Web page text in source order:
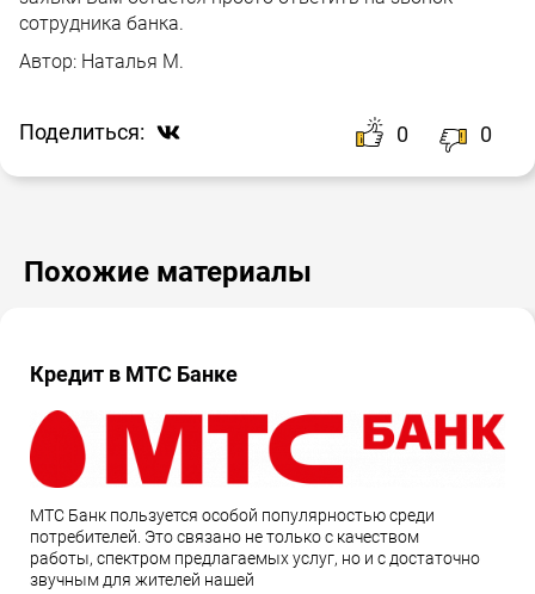
сотрудника банка.
Автор: Наталья М.
Поделиться: 0 0
Похожие материалы
Кредит в МТС Банке
МТС Банк пользуется особой популярностью среди
потребителей. Это связано не только с качеством
работы, спектром предлагаемых услуг, но и с достаточно
звучным для жителей нашей